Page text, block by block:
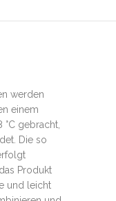
werden
einem
gebracht,
Die so
Produkt
und leicht